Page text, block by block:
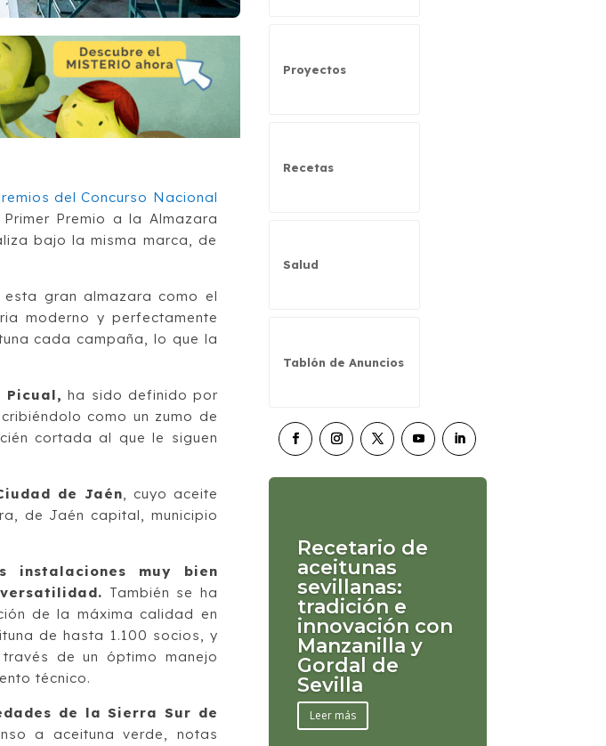
del Concurso Nacional
Premio a la Almazara
bajo la misma marca, de
esta gran almazara como el
moderno y perfectamente
cada campaña, lo que la
Picual, ha sido definido por
como un zumo de
cortada al que le siguen
de Jaén, cuyo aceite
de Jaén capital, municipio
muy bien
También se ha
de la máxima calidad en
de hasta 1.100 socios, y
de un óptimo manejo
técnico.
de la Sierra Sur de
a aceituna verde, notas
Proyectos
Recetas
Salud
Tablón de Anuncios
Recetario de
aceitunas
sevillanas:
tradición e
innovación con
Manzanilla y
Gordal de
Sevilla
Leer más